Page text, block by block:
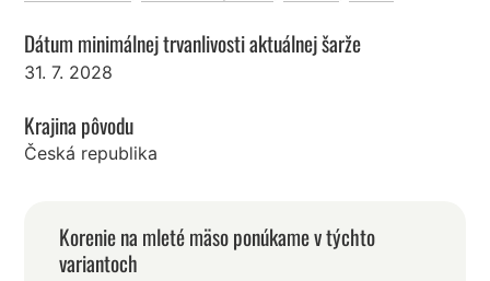
Dátum minimálnej trvanlivosti aktuálnej šarže
31. 7. 2028
Krajina pôvodu
Česká republika
Korenie na mleté mäso ponúkame v týchto
variantoch